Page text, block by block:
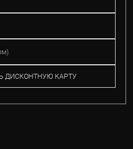
ДИСКОНТНУЮ КАРТУ